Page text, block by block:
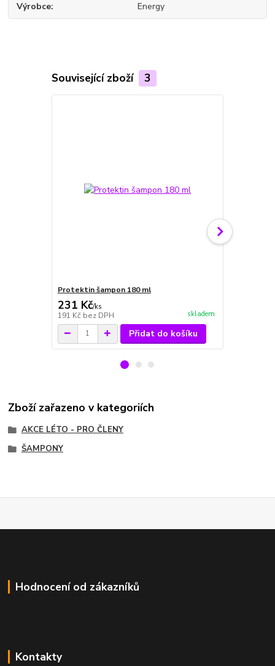
Výrobce Energy
Související zboží 3
Protektin šampon 180 ml
231 Kč/ks
191 Kč bez DPH skladem
Přidat do košíku
Zboží zařazeno v kategoriích
AKCE LÉTO - PRO ČLENY
ŠAMPONY
Hodnocení od zákazníků
Kontakty